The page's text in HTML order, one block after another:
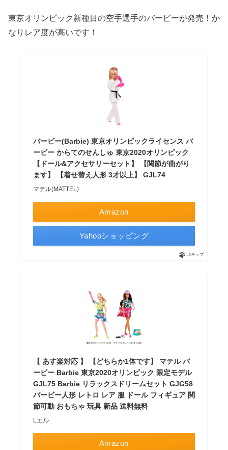
東京オリンピック新種目の空手選手のバービーが発売！か
なりレア度が高いです！
バービー(Barbie) 東京オリンピックライセンス バ
ービー からてのせんしゅ 東京2020オリンピック
【ドール&アクセサリーセット】 【関節が曲がり
ます】 【着せ替え人形 3才以上】 GJL74
マテル(MATTEL)
Amazon
Yahooショッピング
ポチップ
【 あす楽対応 】 【どちらか1体です】 マテル バ
ービー Barbie 東京2020オリンピック 限定モデル
GJL75 Barbie リラックスドリームセット GJG58
バービー人形 レトロ レア 服 ドール フィギュア 関
節可動 おもちゃ 玩具 新品 送料無料
Lエル
Amazon